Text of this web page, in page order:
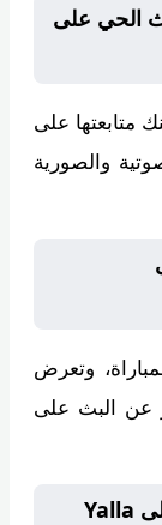
الحي على
متابعتها على
والصورية
وتعرض
عن البث على
أرشيف مواجهات الإكوادور و ألمانيا على Yalla